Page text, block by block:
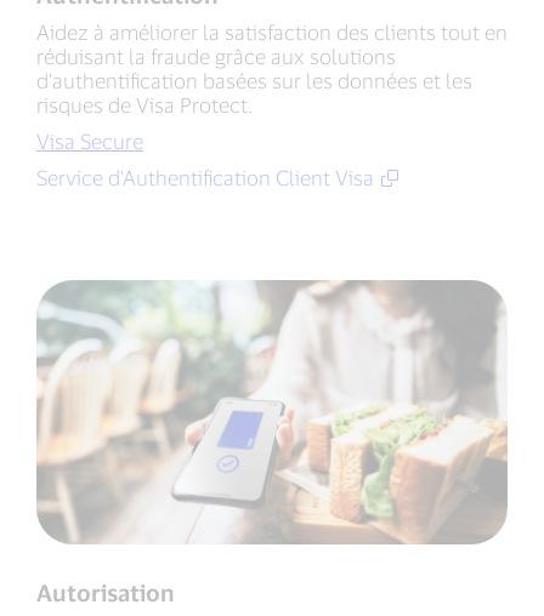
Aidez à améliorer la satisfaction des clients tout en
réduisant la fraude grâce aux solutions
d'authentification basées sur les données et les
risques de Visa Protect.
Visa Secure
Service d'Authentification Client Visa
Autorisation